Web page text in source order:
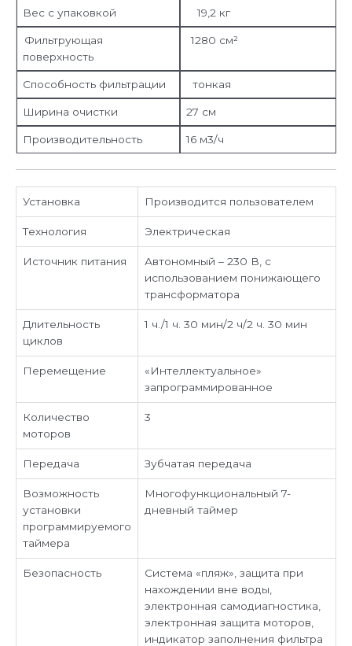
Вес с упаковкой 19,2 кг
Фильтрующая
поверхность
1280 см²
Способность фильтрации тонкая
Ширина очистки 27 cм
Производительность 16 м3/ч
Установка Производится пользователем
Технология Электрическая
Источник питания
Автономный – 230 В, с
использованием понижающего
трансформатора
Длительность
циклов
1 ч./1 ч. 30 мин/2 ч/2 ч. 30 мин
Перемещение
«Интеллектуальное»
запрограммированное
Количество
моторов
3
Передача Зубчатая передача
Возможность
установки
программируемого
таймера
Многофункциональный 7-
дневный таймер
Безопасность
Система «пляж», защита при
нахождении вне воды,
электронная самодиагностика,
электронная защита моторов,
индикатор заполнения фильтра